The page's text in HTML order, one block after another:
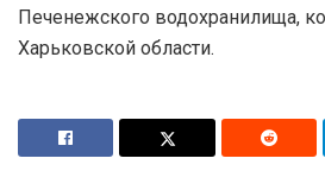
Печенежского водохранилища,
Харьковской области.